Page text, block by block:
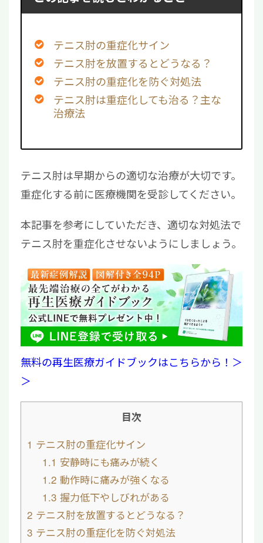
テニス肘の重症化サイン
テニス肘を放置するとどうなる？
テニス肘の重症化を防ぐ対処法
テニス肘は重症化しても治る？主な
治療法
テニス肘は早期からの適切な治療が大切です。
重症化する前に医療機関を受診してください。
本記事を参考にしていただき、適切な対処法で
テニス肘を重症化させないようにしましょう。
無料の再生医療ガイドブックはこちらから！＞
＞
目次
1 テニス肘の重症化サイン
1.1 安静時にも痛みが続く
1.2 動作時に痛みが強くなる
1.3 握力低下やしびれがある
2 テニス肘を放置するとどうなる？
3 テニス肘の重症化を防ぐ対処法